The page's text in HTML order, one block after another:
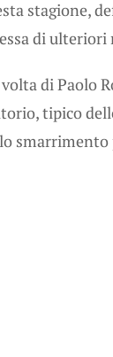
stagione,
di
di Paolo
tipico
smarrimento